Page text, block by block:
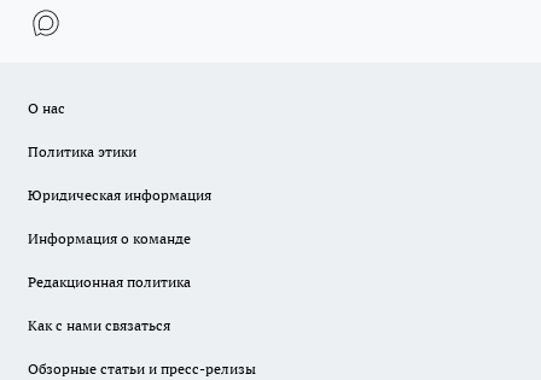
О нас
Политика этики
Юридическая информация
Информация о команде
Редакционная политика
Как с нами связаться
Обзорные статьи и пресс-релизы